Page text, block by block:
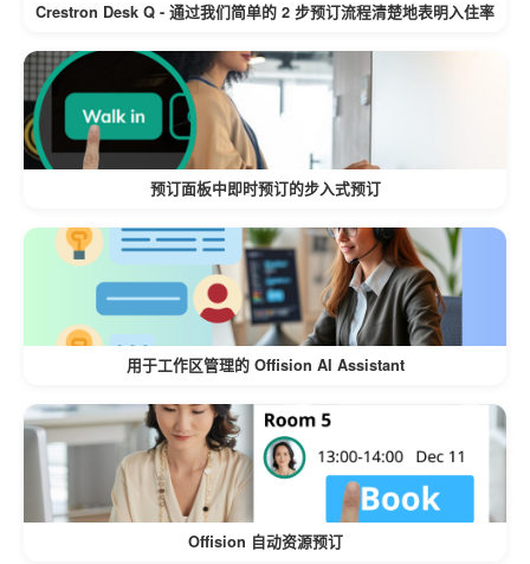
Crestron Desk Q - 通过我们简单的 2 步预订流程清楚地表明入住率
预订面板中即时预订的步入式预订
用于工作区管理的 Offision AI Assistant
Offision 自动资源预订